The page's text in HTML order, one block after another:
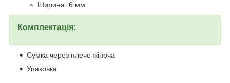
Ширина: 6 мм
Комплектація:
Сумка через плече жіноча
Упаковка